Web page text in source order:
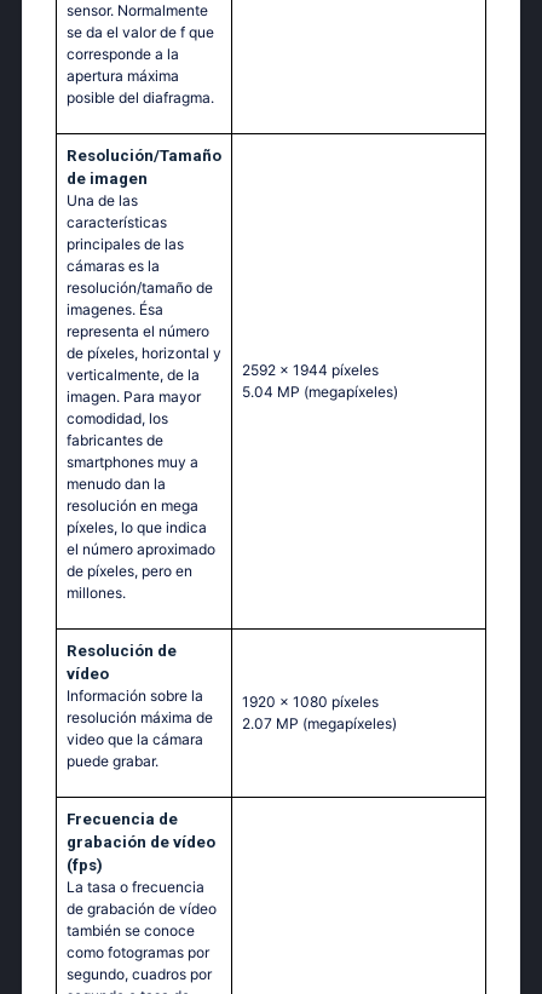
sensor. Normalmente
se da el valor de f que
corresponde a la
apertura máxima
posible del diafragma.
Resolución/Tamaño
de imagen
Una de las
características
principales de las
cámaras es la
resolución/tamaño de
imagenes. Ésa
representa el número
de píxeles, horizontal y
verticalmente, de la
imagen. Para mayor
comodidad, los
fabricantes de
smartphones muy a
menudo dan la
resolución en mega
píxeles, lo que indica
el número aproximado
de píxeles, pero en
millones.
2592 x 1944 píxeles
5.04 MP (megapíxeles)
Resolución de
vídeo
Información sobre la
resolución máxima de
video que la cámara
puede grabar.
1920 x 1080 píxeles
2.07 MP (megapíxeles)
Frecuencia de
grabación de vídeo
(fps)
La tasa o frecuencia
de grabación de vídeo
también se conoce
como fotogramas por
segundo, cuadros por